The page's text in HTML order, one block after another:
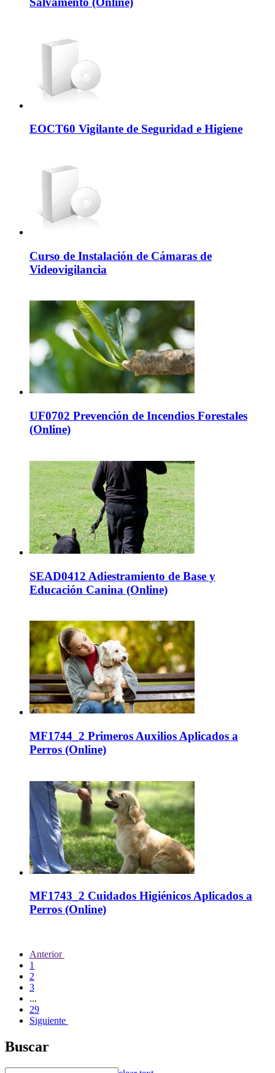
EOCT60 Vigilante de Seguridad e Higiene
Curso de Instalación de Cámaras de
Videovigilancia
UF0702 Prevención de Incendios Forestales
(Online)
SEAD0412 Adiestramiento de Base y
Educación Canina (Online)
MF1744_2 Primeros Auxilios Aplicados a
Perros (Online)
MF1743_2 Cuidados Higiénicos Aplicados a
Perros (Online)
Anterior
1
2
3
...
29
Siguiente
Buscar